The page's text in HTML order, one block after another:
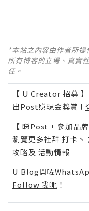
*本站之內容由作者所
所有博客的立場、真實
任。
【 U Creator 招募 】
出Post賺現金獎賞 l
【 睇Post + 參加品牌
瀏覽更多社群 打卡 丶
攻略及 活動情報
U Blog開咗
Follow 我哋 ！